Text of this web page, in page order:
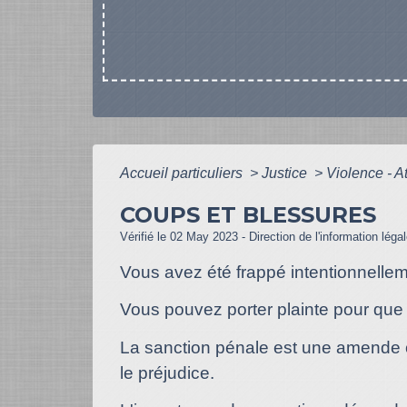
Accueil particuliers > Justice > Violence -
COUPS ET BLESSURES
Vérifié le 02 May 2023 - Direction de l'information
Vous avez été frappé
Vous pouvez porter plainte pour
La sanction pénale est une
le préjudice.